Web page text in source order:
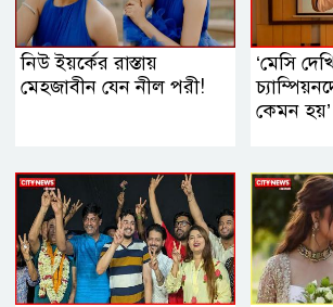
নিউ ইয়র্কের রাস্তায়
মেহজাবীন যেন নীল পরী!
‘মেসি
কেমন হয়’